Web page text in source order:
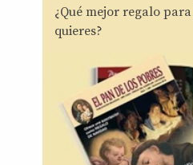
¿Qué mejor regalo
quieres?